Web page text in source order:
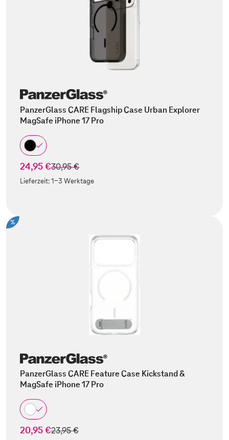
PanzerGlass CARE Flagship Case Urban Explorer
MagSafe iPhone 17 Pro
24,95 €statt
30,95 €
Lieferzeit:1-3 Werktage
%
PanzerGlass CARE Feature Case Kickstand &
MagSafe iPhone 17 Pro
20,95 €statt
23,95 €